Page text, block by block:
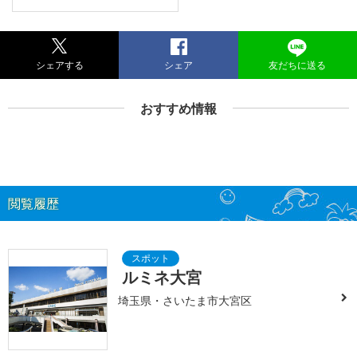
シェアする シェア 友だちに送る
おすすめ情報
閲覧履歴
ルミネ大宮
埼玉県・さいたま市大宮区